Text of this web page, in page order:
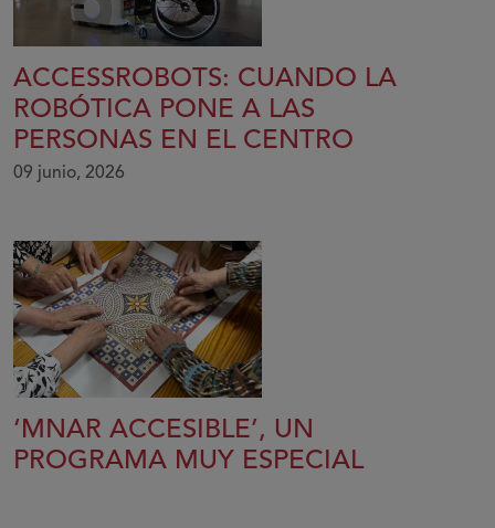
ACCESSROBOTS: CUANDO LA
ROBÓTICA PONE A LAS
PERSONAS EN EL CENTRO
09 junio, 2026
‘MNAR ACCESIBLE’, UN
PROGRAMA MUY ESPECIAL